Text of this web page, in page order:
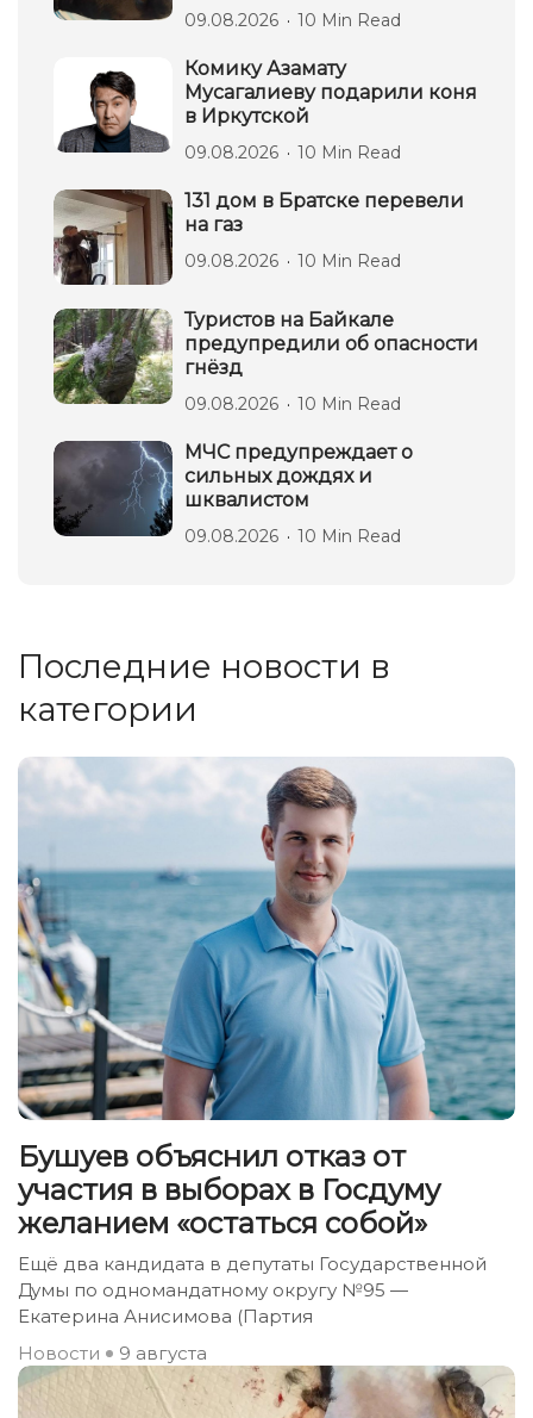
09.08.2026 10 Min Read
Комику Азамату
Мусагалиеву подарили коня
в Иркутской
09.08.2026 10 Min Read
131 дом в Братске перевели
на газ
09.08.2026 10 Min Read
Туристов на Байкале
предупредили об опасности
гнёзд
09.08.2026 10 Min Read
МЧС предупреждает о
сильных дождях и
шквалистом
09.08.2026 10 Min Read
Последние новости в
категории
Бушуев объяснил отказ от
участия в выборах в Госдуму
желанием «остаться собой»
Ещё два кандидата в депутаты Государственной
Думы по одномандатному округу №95 —
Екатерина Анисимова (Партия
Новости
9 августа